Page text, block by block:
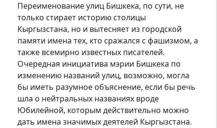
Переименование улиц Бишкека, по сути, не
только стирает историю столицы
Кыргызстана, но и вытесняет из городской
памяти имена тех, кто сражался с фашизмом, а
также всемирно известных писателей.
Очередная инициатива мэрии Бишкека по
изменению названий улиц, возможно, могла
бы иметь разумное объяснение, если бы речь
шла о нейтральных названиях вроде
Юбилейной, которым действительно можно
дать имена значимых деятелей Кыргызстана.